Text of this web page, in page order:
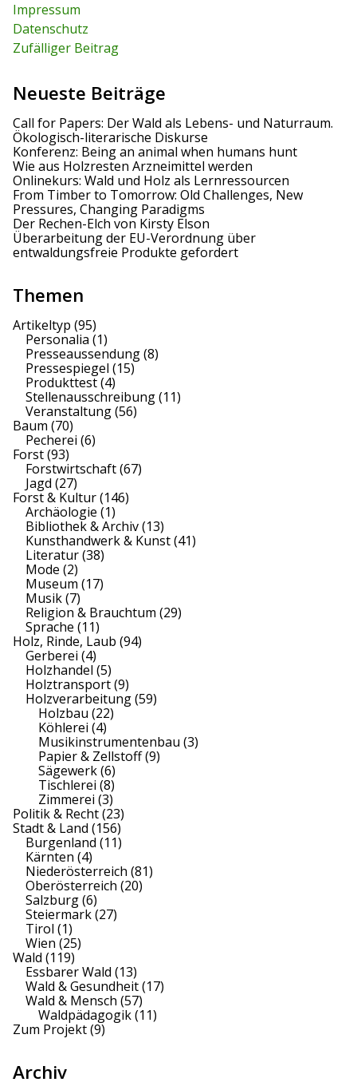
n
u
m
e
r
i
e
r
n
g
d
e
r
B
e
i
g
e
r
:
Impressum
Datenschutz
Zufälliger Beitrag
Neueste Beiträge
Call for Papers: Der Wald als Lebens- und Naturraum.
Ökologisch-literarische Diskurse
Konferenz: Being an animal when humans hunt
Wie aus Holzresten Arzneimittel werden
Onlinekurs: Wald und Holz als Lernressourcen
From Timber to Tomorrow: Old Challenges, New
Pressures, Changing Paradigms
Der Rechen-Elch von Kirsty Elson
Überarbeitung der EU-Verordnung über
entwaldungsfreie Produkte gefordert
Themen
Artikeltyp (95)
Personalia (1)
Presseaussendung(8)
Pressespiegel (15)
Produkttest(4)
Stellenausschreibung(11)
Veranstaltung(56)
Baum (70)
Pecherei (6)
Forst(93)
Forstwirtschaft(67)
Jagd (27)
Forst & Kultur(146)
Archäologie (1)
Bibliothek & Archiv(13)
Kunsthandwerk & Kunst(41)
Literatur(38)
Mode (2)
Museum (17)
Musik(7)
Religion & Brauchtum (29)
Sprache (11)
Holz, Rinde, Laub (94)
Gerberei (4)
Holzhandel (5)
Holztransport(9)
Holzverarbeitung(59)
Holzbau (22)
Köhlerei (4)
Musikinstrumentenbau (3)
Papier & Zellstoff(9)
Sägewerk(6)
Tischlerei (8)
Zimmerei (3)
Politik & Recht(23)
Stadt & Land (156)
Burgenland (11)
Kärnten (4)
Niederösterreich (81)
Oberösterreich (20)
Salzburg(6)
Steiermark(27)
Tirol (1)
Wien (25)
Wald (119)
Essbarer Wald (13)
Wald & Gesundheit(17)
Wald & Mensch (57)
Waldpädagogik(11)
Zum Projekt(9)
Archiv